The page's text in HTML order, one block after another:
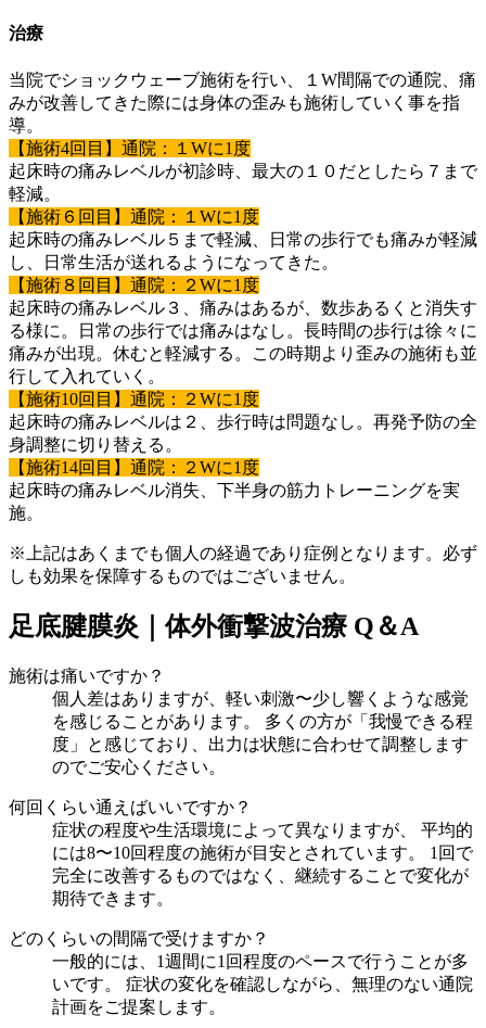
治療
当院でショックウェーブ施術を行い、１W間隔での通院、痛
みが改善してきた際には身体の歪みも施術していく事を指
導。
【施術4回目】通院：１Wに1度
起床時の痛みレベルが初診時、最大の１０だとしたら７まで
軽減。
【施術６回目】通院：１Wに1度
起床時の痛みレベル５まで軽減、日常の歩行でも痛みが軽減
し、日常生活が送れるようになってきた。
【施術８回目】通院：２Wに1度
起床時の痛みレベル３、痛みはあるが、数歩あるくと消失す
る様に。日常の歩行では痛みはなし。長時間の歩行は徐々に
痛みが出現。休むと軽減する。この時期より歪みの施術も並
行して入れていく。
【施術10回目】通院：２Wに1度
起床時の痛みレベルは２、歩行時は問題なし。再発予防の全
身調整に切り替える。
【施術14回目】通院：２Wに1度
起床時の痛みレベル消失、下半身の筋力トレーニングを実
施。
※上記はあくまでも個人の経過であり症例となります。必ず
しも効果を保障するものではございません。
足底腱膜炎｜体外衝撃波治療 Q＆A
施術は痛いですか？
個人差はありますが、軽い刺激〜少し響くような感覚
を感じることがあります。 多くの方が「我慢できる程
度」と感じており、出力は状態に合わせて調整します
のでご安心ください。
何回くらい通えばいいですか？
症状の程度や生活環境によって異なりますが、 平均的
には8〜10回程度の施術が目安とされています。 1回で
完全に改善するものではなく、継続することで変化が
期待できます。
どのくらいの間隔で受けますか？
一般的には、1週間に1回程度のペースで行うことが多
いです。 症状の変化を確認しながら、無理のない通院
計画をご提案します。